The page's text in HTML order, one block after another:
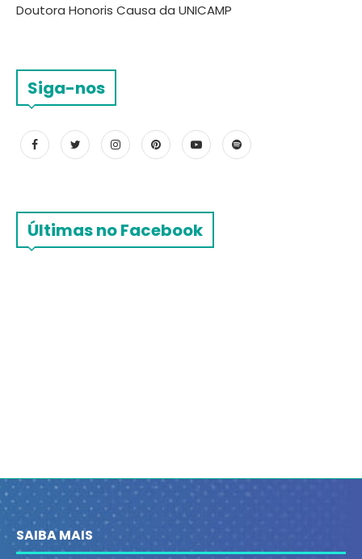
Doutora Honoris Causa da UNICAMP
Siga-nos
Últimas no Facebook
SAIBA MAIS